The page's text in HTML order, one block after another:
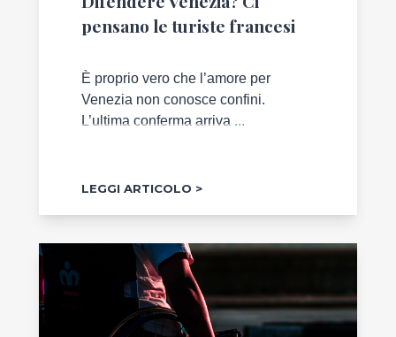
pensano le turiste francesi
È proprio vero che l’amore per
Venezia non conosce confini.
L’ultima conferma arriva ...
LEGGI ARTICOLO